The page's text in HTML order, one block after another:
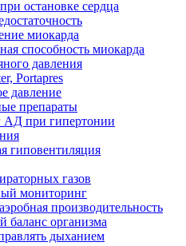
остановке сердца
миокарда
способность миокарда
давления
Portapres
давление
препараты
при гипертонии
гиповентиляция
газов
мониторинг
производительность
баланс организма
дыханием